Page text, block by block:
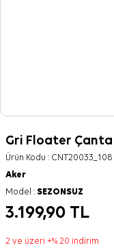
Gri Floater Çanta
Ürün Kodu : CNT20033_108
Aker
Model : SEZONSUZ
3.199,90 TL
2 ve üzeri +% 20 indirim